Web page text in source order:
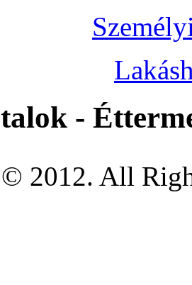
-
2012. All